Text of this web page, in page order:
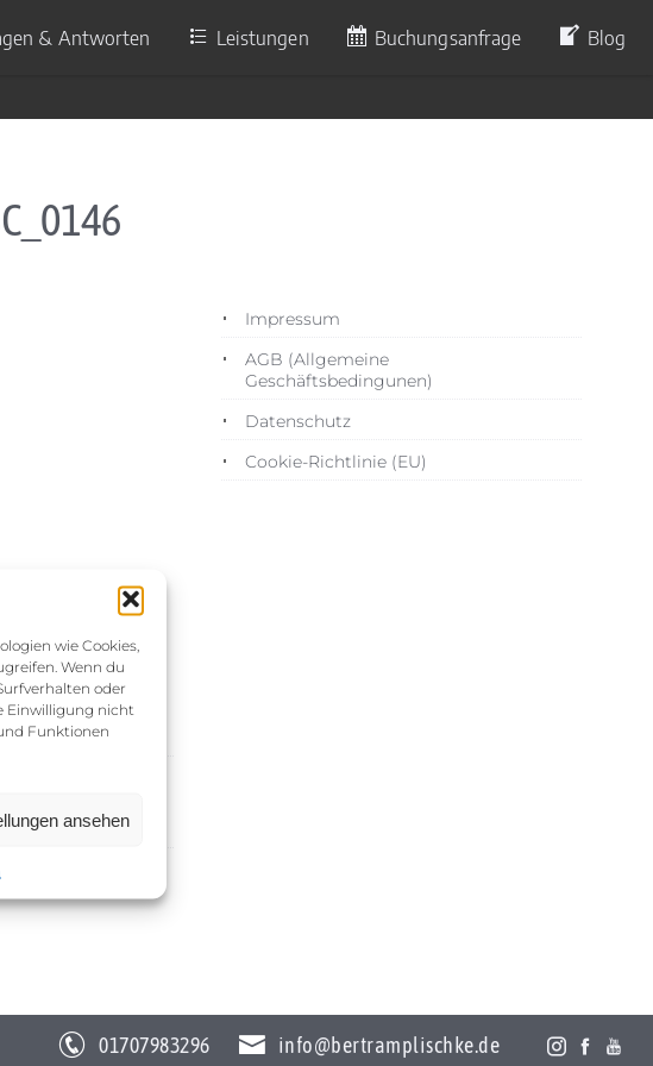
wie Cookies,
Wenn du
oder
Einwilligung nicht
Funktionen
ansehen
& Antworten Leistungen Buchungsanfrage Blog
Impressum
AGB (Allgemeine
Geschäftsbedingunen)
Datenschutz
Cookie-Richtlinie (EU)
01707983296 info@bertramplischke.de